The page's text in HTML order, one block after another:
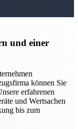
und einer
können Sie
erfahrenen
und Wertsachen
bis zum